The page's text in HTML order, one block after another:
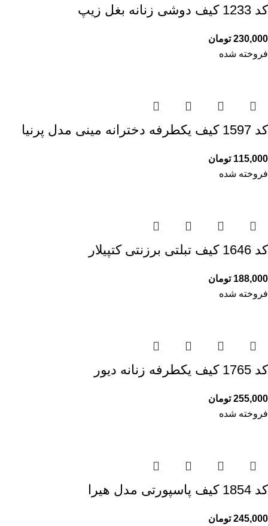
کد 1233 کیف دوشی زنانه بغل زیپ
230,000 تومان
فروخته شده
کد 1597 کیف یکطرفه دخترانه مینی مدل پرنیا
115,000 تومان
فروخته شده
کد 1646 کیف تبلتی برزنتی کتپیلار
188,000 تومان
فروخته شده
کد 1765 کیف یکطرفه زنانه دیور
255,000 تومان
فروخته شده
کد 1854 کیف پاسپورتی مدل هیرا
245,000 تومان